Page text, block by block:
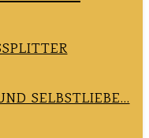
SELBSTLIEBE…